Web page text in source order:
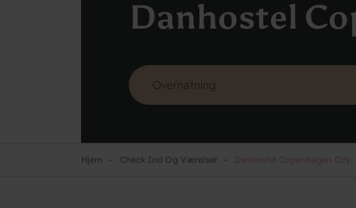
Danhostel
Danhostel Copenhagen City
Hjem Check Ind Og Værelser